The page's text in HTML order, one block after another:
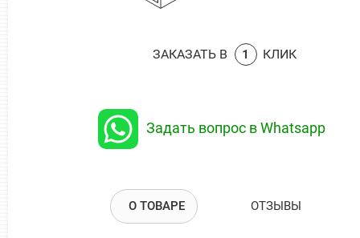
ЗАКАЗАТЬ В 1 КЛИК
Задать вопрос в Whatsapp
О ТОВАРЕ ОТЗЫВЫ